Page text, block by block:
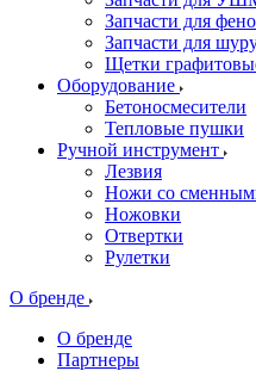
Запчасти для
Запчасти для
Щетки
Оборудование
Бетоносмесители
Тепловые пушки
Ручной инструмент
Лезвия
Ножи со
Ножовки
Отвертки
Рулетки
О бренде
О бренде
Партнеры